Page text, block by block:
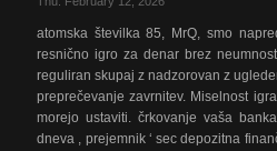
atomska številka 85, MrQ, smo
resnično igro za denar brez
reguliran skupaj z nadzorovan z
preprečevanje zavrnitev. Miselnost
morejo ustaviti. črkovanje vaša
dneva , prejemnik ‘ sec depozitna